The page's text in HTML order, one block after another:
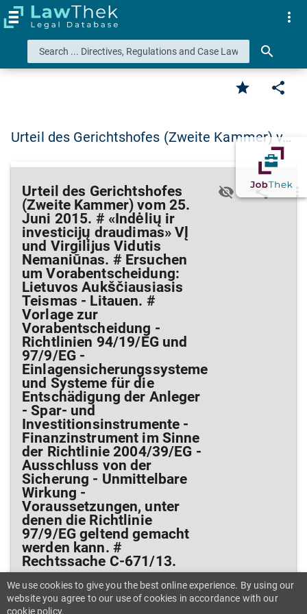
search
more_vert
star share
Urteil des Gerichtshofes (Zweite Kammer) v…
Urteil des Gerichtshofes
(Zweite Kammer) vom 25.
Juni 2015. # «Indėlių ir
investicijų draudimas» VĮ
und Virgilijus Vidutis
Nemaniūnas. # Ersuchen
um Vorabentscheidung:
Lietuvos Aukščiausiasis
Teismas - Litauen. #
Vorlage zur
Vorabentscheidung -
Richtlinien 94/19/EG und
97/9/EG -
Einlagensicherungssysteme
und Systeme für die
Entschädigung der Anleger
- Spar- und
Investitionsinstrumente -
Finanzinstrument im Sinne
der Richtlinie 2004/39/EG -
Ausschluss von der
Sicherung - Unmittelbare
Wirkung -
Voraussetzungen, unter
denen die Richtlinie
97/9/EG geltend gemacht
werden kann. #
Rechtssache C-671/13.
visibility_off share more_vert
We use cookies to give you the best online experience. By using our
website you agree to our use of cookies in accordance with our
cookie policy.